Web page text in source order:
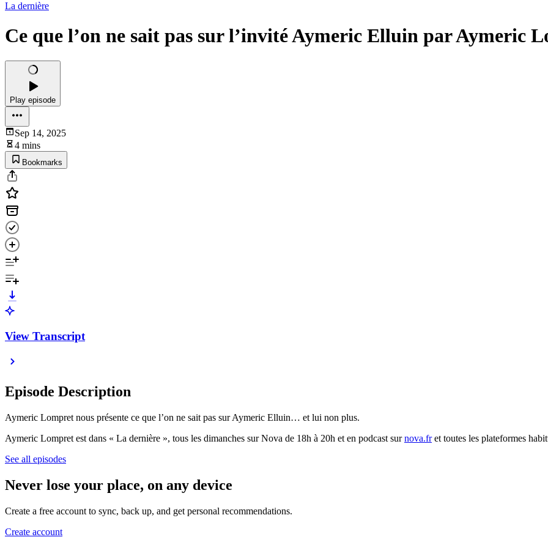
La dernière
Ce que l’on ne sait pas sur l’invité Aymeric Elluin par Aymeric
Play episode
Sep 14, 2025
4 mins
Bookmarks
View Transcript
Episode Description
Aymeric Lompret nous présente ce que l’on ne sait pas sur Aymeric Elluin… et lui non plus.
Aymeric Lompret est dans « La dernière », tous les dimanches sur Nova de 18h à 20h et en podcast surnova.fret toutes les plateformes
See all episodes
Never lose your place, on any device
Create a free account to sync, back up, and get personal recommendations.
Create account